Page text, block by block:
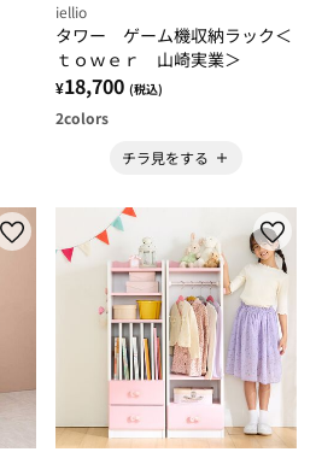
iellio
タワー ゲーム機収納ラック＜
ｔｏｗｅｒ 山崎実業＞
¥18,700 (税込)
2colors
チラ見をする